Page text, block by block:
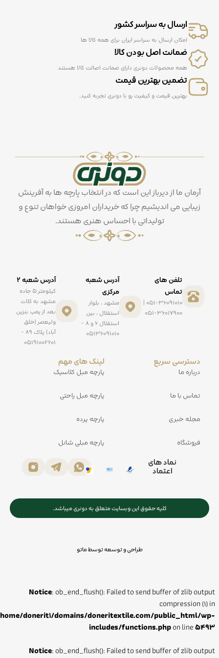
ارسال به سراسر کشور
امکان ارسال به سراسر ایران برای همه کالا ها
ضمانت اصل بودن کالا
همه محصولات دونری دارای ضمانت اصالت کالا هستند
تضمین بهترین قیمت
بهترین قیمت و کیفیت رو با دونری تجربه کنید.
آرمان ما از دیرباز این است که در انتخاب پارچه ها به آفرینش
زیبایی می اندیشیم چرا که خریداران امروزی خواهان تنوع و
تولیداتی با احساس هنری هستند.
تلفن های
تماس
051-36091010 |
051-36017900
آدرس شعبه
مرکزی
مشهد ، بلوار
استقلال ، بین
استقلال ۶ و ۸ -
۰۵۱۳۶۰۹۱۰۱۰
آدرس شعبه ۲
کیلومتر ۵ جاده
مشهد به کلات
بعد از پمپ بنزین
ولیعصر (خلق
آباد) پلاک ۸۹ -
۰۵۱۹۱۰۰۲۶۰۱
دسترسی سریع
درباره ما
تماس با ما
مجله خبری
فروشگاه
لینک های مهم
پارچه مبل کلاسیک
پارچه مبل راحتی
پارچه پرده
پارچه مبلی شانل
نماد های
اعتماد
کلیه حقوق این وبسایت متعلق به دونری میباشد.
طراحی و توسعه توسط ماتو
Notice: ob_end_flush(): Failed to send buffer of zlib output
compression (1) in
/home/donerit1/domains/doneritextile.com/public_html/wp-
includes/functions.phpon line5493
Notice: ob_end_flush(): Failed to send buffer of zlib output